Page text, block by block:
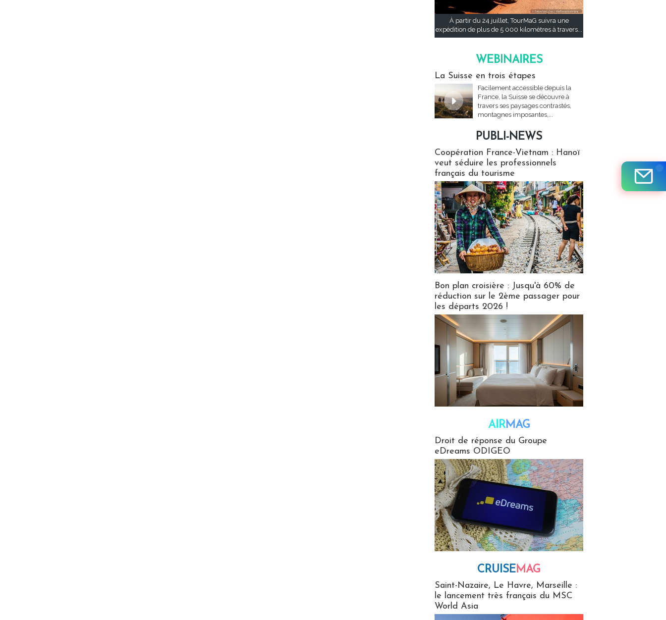
À partir du 24 juillet, TourMaG suivra une
expédition de plus de 5 000 kilomètres à travers...
WEBINAIRES
La Suisse en trois étapes
Facilement accessible depuis la
France, la Suisse se découvre à
travers ses paysages contrastés,
montagnes imposantes,...
PUBLI-NEWS
Coopération France-Vietnam : Hanoï
veut séduire les professionnels
français du tourisme
Bon plan croisière : Jusqu'à 60% de
réduction sur le 2ème passager pour
les départs 2026 !
AIRMAG
Droit de réponse du Groupe
eDreams ODIGEO
CRUISEMAG
Saint-Nazaire, Le Havre, Marseille :
le lancement très français du MSC
World Asia